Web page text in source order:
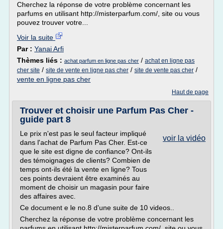
Cherchez la réponse de votre problème concernant les
parfums en utilisant http://misterparfum.com/, site ou vous
pouvez trouver votre...
Voir la suite
Par : Yanai Arfi
Thèmes liés : achat parfum en ligne pas cher / achat en ligne pas
cher site / site de vente en ligne pas cher / site de vente pas cher /
vente en ligne pas cher
Haut de page
Trouver et choisir une Parfum Pas Cher -
guide part 8
voir la vidéo
Le prix n'est pas le seul facteur impliqué
dans l'achat de Parfum Pas Cher. Est-ce
que le site est digne de confiance? Ont-ils
des témoignages de clients? Combien de
temps ont-ils été la vente en ligne? Tous
ces points devraient être examinés au
moment de choisir un magasin pour faire
des affaires avec.
Ce document e le no.8 d'une suite de 10 videos..
Cherchez la réponse de votre problème concernant les